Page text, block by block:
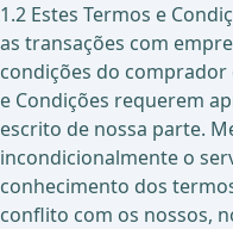
1.2 Estes Termos e
as transações com
condições do
e Condições requerem
escrito de nossa parte.
incondicionalmente o
conhecimento dos
conflito com os nossos,